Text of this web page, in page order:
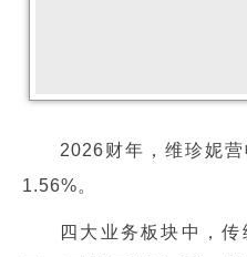
2026财年，维珍妮
1.56%。
四大业务板块中，